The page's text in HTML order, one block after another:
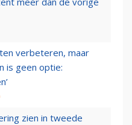
verbeteren, maar
is geen optie:
zien in tweede